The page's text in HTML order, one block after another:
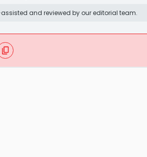
and reviewed by our editorial team.